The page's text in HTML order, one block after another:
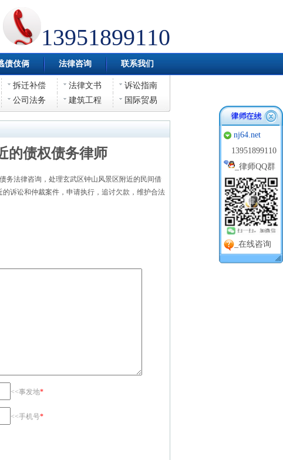
13951899110
债伎俩 法律咨询 联系我们
拆迁补偿 法律文书
诉讼指南
公司法务 建筑工程 国际贸易
的债权债务律师
务法律咨询，处理玄武区钟山风景区附近的民间借
诉讼和仲裁案件，申请执行，追讨欠款，维护合法
<<事发地*
<<手机号*
nj64.net
13951899110
_ 律师QQ群
_在线咨询